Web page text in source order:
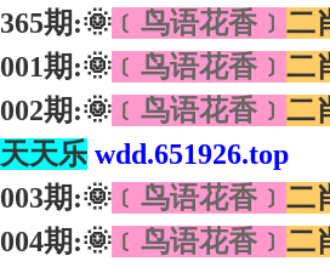
365期:🌞 ﹝鸟语花香﹞ 二
001期:🌞 ﹝鸟语花香﹞ 二
002期:🌞 ﹝鸟语花香﹞ 二
天天乐 wdd.651926.top
003期:🌞 ﹝鸟语花香﹞ 二
004期:🌞 ﹝鸟语花香﹞ 二